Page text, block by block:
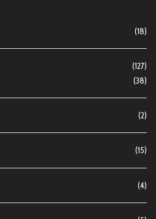
(18)
(127)
(38)
(2)
(15)
(4)